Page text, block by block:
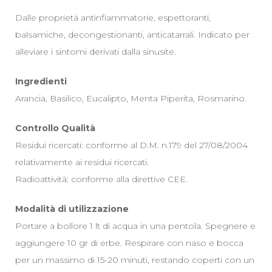
Dalle proprietà antinfiammatorie, espettoranti,
balsamiche, decongestionanti, anticatarrali. Indicato per
alleviare i sintomi derivati dalla sinusite.
Ingredienti
Arancia, Basilico, Eucalipto, Menta Piperita, Rosmarino.
Controllo Qualità
Residui ricercati: conforme al D.M. n.179 del 27/08/2004
relativamente ai residui ricercati.
Radioattività: conforme alla direttive CEE.
Modalità di utilizzazione
Portare a bollore 1 lt di acqua in una pentola. Spegnere e
aggiungere 10 gr di erbe. Respirare con naso e bocca
per un massimo di 15-20 minuti, restando coperti con un